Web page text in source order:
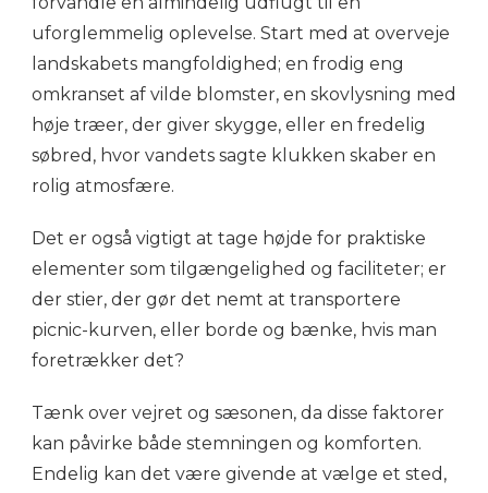
uforglemmelig oplevelse. Start med at overveje
landskabets mangfoldighed; en frodig eng
omkranset af vilde blomster, en skovlysning med
høje træer, der giver skygge, eller en fredelig
søbred, hvor vandets sagte klukken skaber en
rolig atmosfære.
Det er også vigtigt at tage højde for praktiske
elementer som tilgængelighed og faciliteter; er
der stier, der gør det nemt at transportere
picnic-kurven, eller borde og bænke, hvis man
foretrækker det?
Tænk over vejret og sæsonen, da disse faktorer
kan påvirke både stemningen og komforten.
Endelig kan det være givende at vælge et sted,